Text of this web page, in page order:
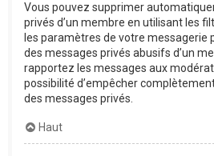
Vous pouvez supprimer
privés d’un membre en utilisant les
les paramètres de votre messagerie
des messages privés abusifs d’un
rapportez les messages aux
possibilité d’empêcher
des messages privés.
Haut